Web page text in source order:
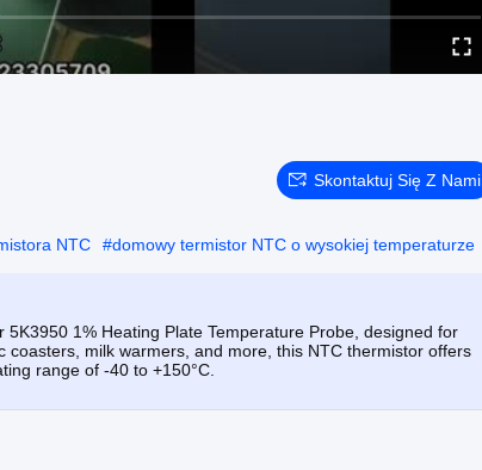
Skontaktuj Się Z Nami
NTC #domowy termistor NTC o wysokiej temperaturze
1% Heating Plate Temperature Probe, designed for
milk warmers, and more, this NTC thermistor offers
range of -40 to +150°C.